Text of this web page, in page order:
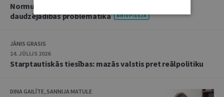
Normu konkurences un noziedzīgu nodarījumu
daudzējādības problemātika
JĀNIS GRASIS
14. JŪLIJS 2026
Starptautiskās tiesības: mazās valstis pret reālpolitiku
DINA GAILĪTE, SANNIJA MATULE